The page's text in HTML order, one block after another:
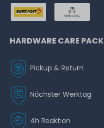
HARDWARE CARE PACK
Pickup & Return
Nächster Werktag
4h Reaktion